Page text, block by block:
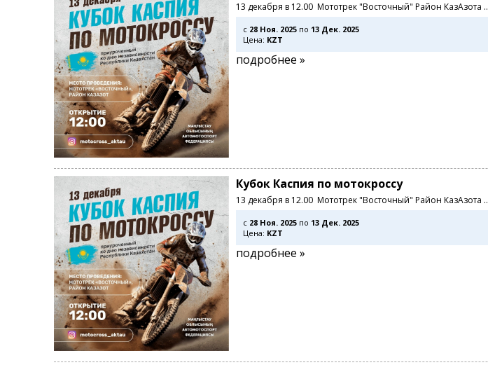
13 декабря в 12.00 Мототрек "Восточный" Район КазАзота ..
c 28 Ноя. 2025по 13 Дек. 2025
Цена: KZT
подробнее »
Кубок Каспия по мотокроссу
13 декабря в 12.00 Мототрек "Восточный" Район КазАзота ..
c 28 Ноя. 2025по 13 Дек. 2025
Цена: KZT
подробнее »